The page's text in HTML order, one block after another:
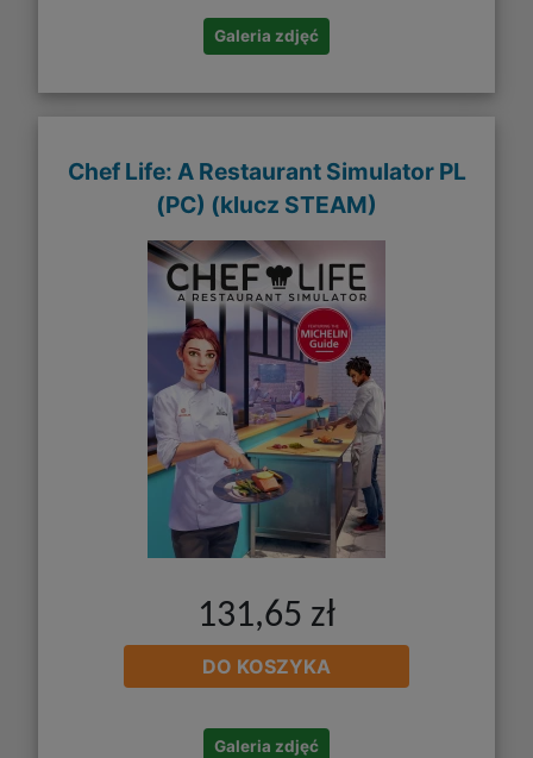
Galeria zdjęć
Chef Life: A Restaurant Simulator PL
(PC) (klucz STEAM)
131,65 zł
DO KOSZYKA
Galeria zdjęć